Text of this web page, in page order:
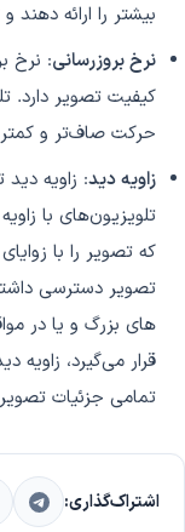
بیشتر را ارائه
نرخ بروزرسانی: نرخ
کیفیت تصویر دارد.
حرکت صاف‌تر و کمتر
زاویه دید: زاویه دید
تلویزیون‌های با
که تصویر را با
تصویر دسترسی
های بزرگ و یا در
قرار می‌گیرد،
تمامی جزئیات
اشتراک‌گذاری: